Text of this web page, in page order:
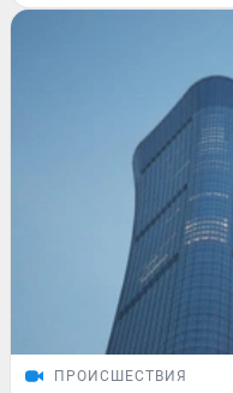
ПРОИСШЕСТВИЯ